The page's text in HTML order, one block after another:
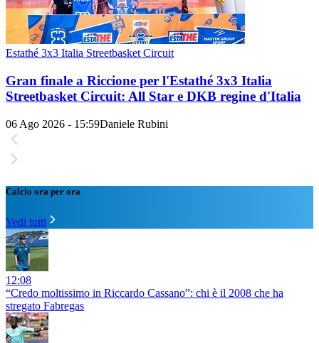
Estathé 3x3 Italia Streetbasket Circuit
Gran finale a Riccione per l'Estathé 3x3 Italia
Streetbasket Circuit: All Star e DKB regine d'Italia
06 Ago 2026 - 15:59Daniele Rubini
Calcio ora per ora
Vedi tutti
12:08
“Credo moltissimo in Riccardo Cassano”: chi è il 2008 che ha
stregato Fabregas